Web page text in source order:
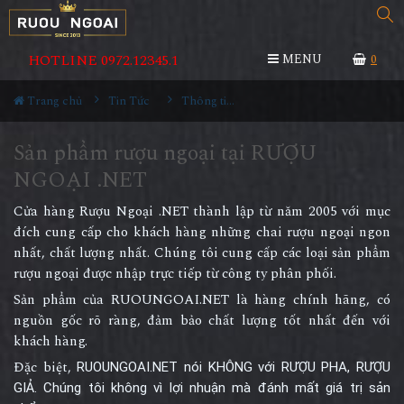
0
HOTLINE 0972.12345.1 MENU
Trang chủ Tin Tức Thông tin Rượu ngoại
Sản phẩm rượu ngoại tại RƯỢU
NGOẠI .NET
Cửa hàng Rượu Ngoại .NET thành lập từ năm 2005 với mục
đích cung cấp cho khách hàng những chai rượu ngoại ngon
nhất, chất lượng nhất. Chúng tôi cung cấp các loại sản phẩm
rượu ngoại được nhập trực tiếp từ công ty phân phối.
Sản phẩm của RUOUNGOAI.NET là hàng chính hãng, có
nguồn gốc rõ ràng, đảm bảo chất lượng tốt nhất đến với
khách hàng.
Đặc biệt,RUOUNGOAI.NET nói KHÔNG với RƯỢU PHA, RƯỢU
GIẢ. Chúng tôi không vì lợi nhuận mà đánh mất giá trị sản